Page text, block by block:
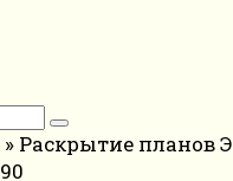
» Раскрытие планов
90